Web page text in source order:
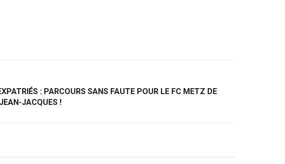
: PARCOURS SANS FAUTE POUR LE FC METZ DE
JACQUES !